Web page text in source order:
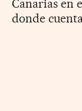
Canarias en
donde